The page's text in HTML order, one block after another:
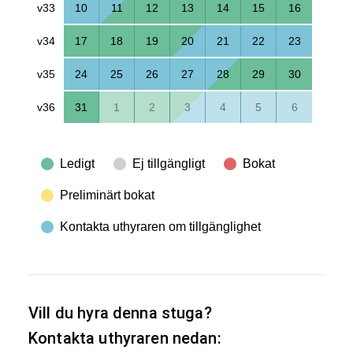
v33 10 11 12 13 14 15 16
v34 17 18 19 20 21 22 23
v35 24 25 26 27 28 29 30
v36 31 1 2 3 4 5 6
Ledigt Ej tillgängligt Bokat
Preliminärt bokat
Kontakta uthyraren om tillgänglighet
Vill du hyra denna stuga?
Kontakta uthyraren nedan: